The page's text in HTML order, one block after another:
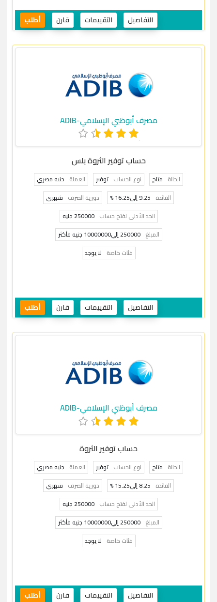
التفاصيل التقييمات قارن أطلب
مصرف أبوظبي الإسلامي-ADIB
حساب توفير الثروة بلس
الحالة متاح نوع الحساب توفير العملة جنيه مصري
الفائدة 9.25 إلي16.25 % دورية الصرف شهري
الحد الأدنى لفتح حساب 250000 جنيه
المبلغ 250000 إلي10000000 جنيه فأكثر
فئات خاصة لا يوجد
التفاصيل التقييمات قارن أطلب
مصرف أبوظبي الإسلامي-ADIB
حساب توفير الثروة
الحالة متاح نوع الحساب توفير العملة جنيه مصري
الفائدة 8.25 إلي15.25 % دورية الصرف شهري
الحد الأدنى لفتح حساب 250000 جنيه
المبلغ 250000 إلي10000000 جنيه فأكثر
فئات خاصة لا يوجد
التفاصيل التقييمات قارن أطلب